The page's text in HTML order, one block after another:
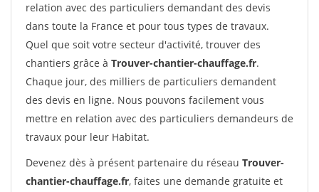
relation avec des particuliers demandant des devis
dans toute la France et pour tous types de travaux.
Quel que soit votre secteur d'activité, trouver des
chantiers grâce à Trouver-chantier-chauffage.fr.
Chaque jour, des milliers de particuliers demandent
des devis en ligne. Nous pouvons facilement vous
mettre en relation avec des particuliers demandeurs de
travaux pour leur Habitat.
Devenez dès à présent partenaire du réseau Trouver-
chantier-chauffage.fr, faites une demande gratuite et